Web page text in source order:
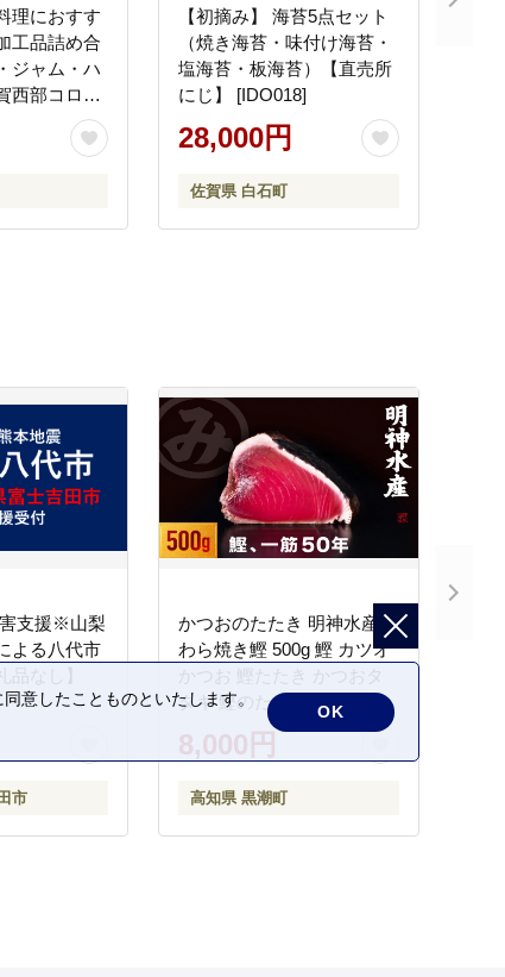
理におすす
工品詰め合
ジャム・ハ
西部コロニ
調味料
【初摘み】 海苔5点セット
（焼き海苔・味付け海苔・
塩海苔・板海苔）【直売所
にじ】 [IDO018]
28,000円
佐賀県 白石町
支援※山梨
よる八代市
品なし】
市
かつおのたたき 明神水産
わら焼き鰹 500g 鰹 カツオ
かつお 鰹たたき かつおタ
タキ 鰹のたたき かつおの
タタキ 藁焼き わら焼き 魚
さかな 海鮮 刺身 お刺身 冷
ご当地 本場 高知 黒潮町 ギ
フト 贈答品 人気 返礼品 ふ
8,000円
高知県 黒潮町
意したことものといたします。
OK